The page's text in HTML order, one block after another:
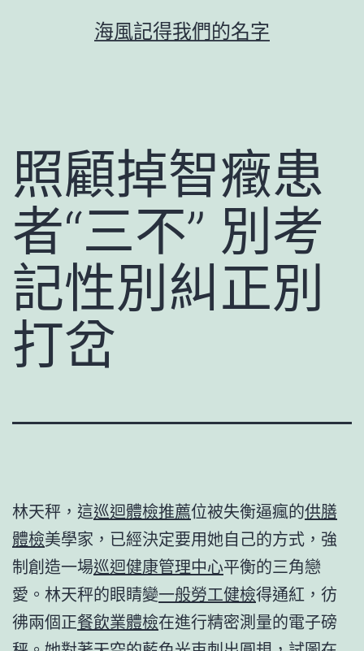
海風記得我們的名字
照顧掉智癥患
者“三不” 別考
記性別糾正別
打岔
林天秤，這巡迴體檢推薦位被失衡逼瘋的供膳
體檢美學家，已經決定要用她自己的方式，強
制創造一場巡迴健康管理中心平衡的三角戀
愛。林天秤的眼睛變一般勞工健檢得通紅，彷
彿兩個正餐飲業體檢在進行精密測量的電子磅